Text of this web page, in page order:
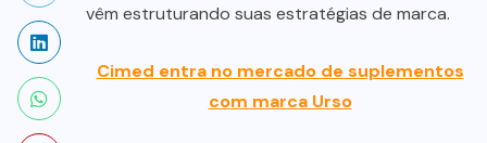
vêm estruturando suas estratégias de marca.
Cimed entra no mercado de suplementos
com marca Urso